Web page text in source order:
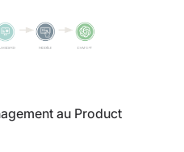
au Product